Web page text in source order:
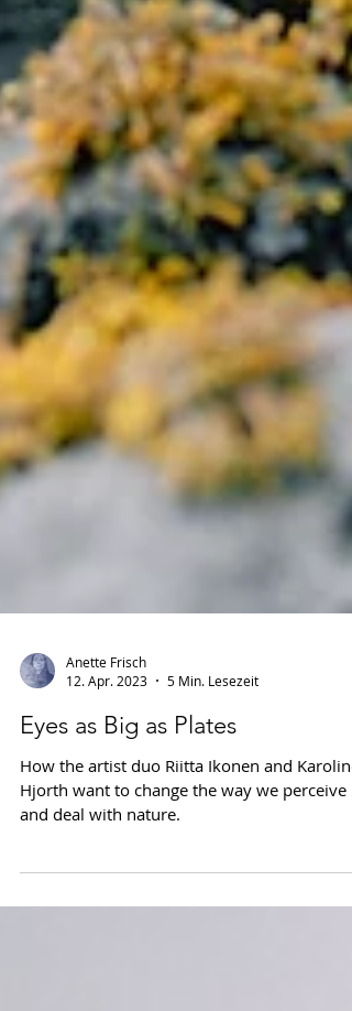
Anette Frisch
12. Apr. 2023
5 Min. Lesezeit
Eyes as Big as Plates
Hjorth want to change the way we perceive